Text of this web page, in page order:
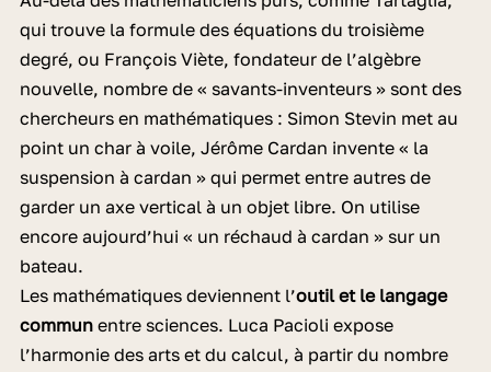
qui trouve la formule des équations du troisième
degré, ou François Viète, fondateur de l’algèbre
nouvelle, nombre de « savants-inventeurs » sont des
chercheurs en mathématiques : Simon Stevin met au
point un char à voile, Jérôme Cardan invente « la
suspension à cardan » qui permet entre autres de
garder un axe vertical à un objet libre. On utilise
encore aujourd’hui « un réchaud à cardan » sur un
bateau.
Les mathématiques deviennent l’outil et le langage
communentre sciences. Luca Pacioli expose
l’harmonie des arts et du calcul, à partir du nombre